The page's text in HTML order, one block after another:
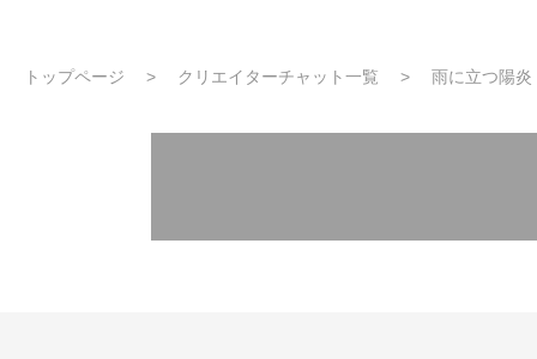
トップページ クリエイターチャット一覧 雨に立つ陽炎